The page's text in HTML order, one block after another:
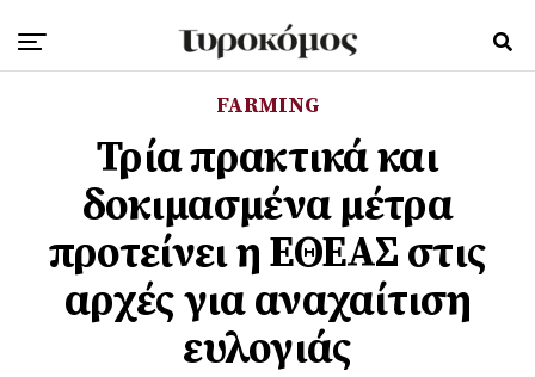
FARMING
Τρία πρακτικά και
δοκιμασμένα μέτρα
προτείνει η ΕΘΕΑΣ στις
αρχές για αναχαίτιση
ευλογιάς